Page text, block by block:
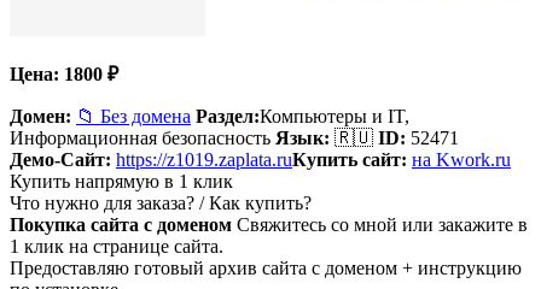
Цена: 1800 ₽
Домен: 📁 Без домена Раздел:Компьютеры и IT,
Информационная безопасность Язык: 🇷🇺 ID: 52471
Демо-Сайт: https://z1019.zaplata.ruКупить сайт: на Kwork.ru
Купить напрямую в 1 клик
Что нужно для заказа? / Как купить?
Покупка сайта с доменом Свяжитесь со мной или закажите в
1 клик на странице сайта.
Предоставляю готовый архив сайта с доменом + инструкцию